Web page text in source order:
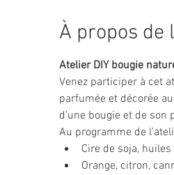
À propos de
Atelier DIY bougie
Venez participer à cet
parfumée et décorée
d’une bougie et de
Au programme de
Cire de soja,
Orange, citron,